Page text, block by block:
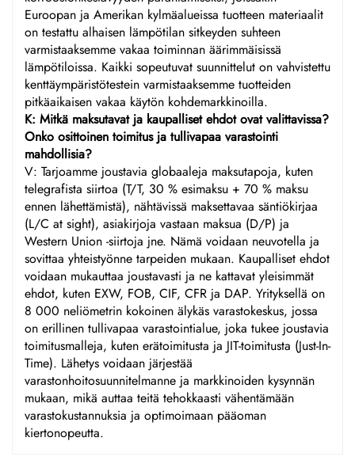
Euroopan ja Amerikan kylmäalueissa tuotteen materiaalit
on testattu alhaisen lämpötilan sitkeyden suhteen
varmistaaksemme vakaa toiminnan äärimmäisissä
lämpötiloissa. Kaikki sopeutuvat suunnittelut on vahvistettu
kenttäympäristötestein varmistaaksemme tuotteiden
pitkäaikaisen vakaa käytön kohdemarkkinoilla.
K: Mitkä maksutavat ja kaupalliset ehdot ovat valittavissa?
Onko osittoinen toimitus ja tullivapaa varastointi
mahdollisia?
V: Tarjoamme joustavia globaaleja maksutapoja, kuten
telegrafista siirtoa (T/T, 30 % esimaksu + 70 % maksu
ennen lähettämistä), nähtävissä maksettavaa säntiökirjaa
(L/C at sight), asiakirjoja vastaan maksua (D/P) ja
Western Union -siirtoja jne. Nämä voidaan neuvotella ja
sovittaa yhteistyönne tarpeiden mukaan. Kaupalliset ehdot
voidaan mukauttaa joustavasti ja ne kattavat yleisimmät
ehdot, kuten EXW, FOB, CIF, CFR ja DAP. Yrityksellä on
8 000 neliömetrin kokoinen älykäs varastokeskus, jossa
on erillinen tullivapaa varastointialue, joka tukee joustavia
toimitusmalleja, kuten erätoimitusta ja JIT-toimitusta (Just-In-
Time). Lähetys voidaan järjestää
varastonhoitosuunnitelmanne ja markkinoiden kysynnän
mukaan, mikä auttaa teitä tehokkaasti vähentämään
varastokustannuksia ja optimoimaan pääoman
kiertonopeutta.